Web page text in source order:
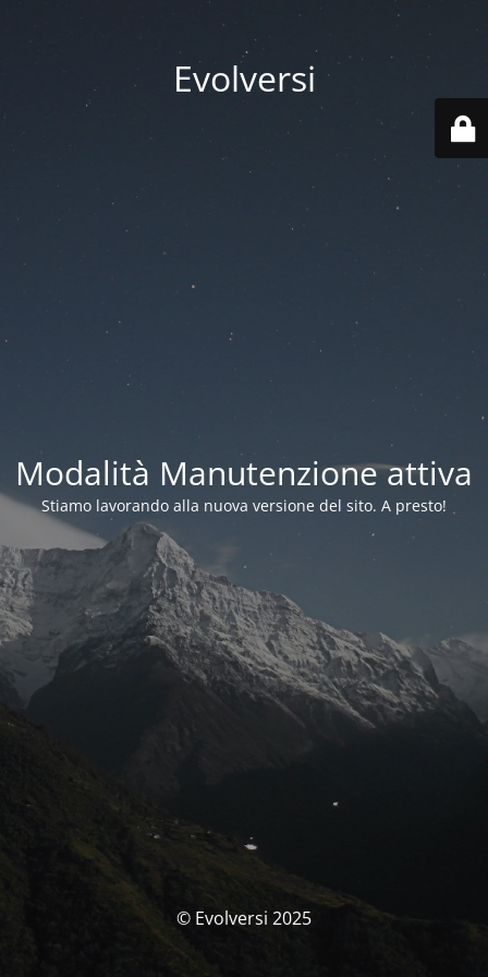
Evolversi
Modalità Manutenzione attiva
Stiamo lavorando alla nuova versione del sito. A presto!
© Evolversi 2025